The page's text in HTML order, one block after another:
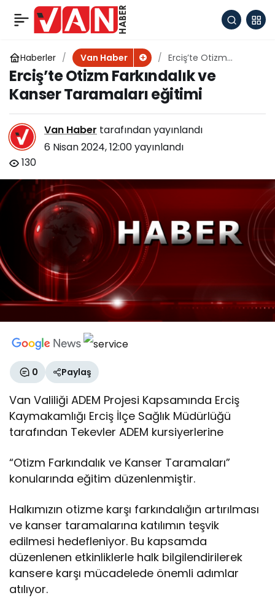
Haberler Van Haber
Erciş’te Otizm
Farkındalık ve Kanser
Taramaları eğitimi
Erciş’te Otizm Farkındalık ve
Kanser Taramaları eğitimi
Van Haber tarafından yayınlandı
6 Nisan 2024, 12:00yayınlandı
130
0 Paylaş
Van Valiliği ADEM Projesi Kapsamında Erciş
Kaymakamlığı Erciş İlçe Sağlık Müdürlüğü
tarafından Tekevler ADEM kursiyerlerine
“Otizm Farkındalık ve Kanser Taramaları”
konularında eğitim düzenlenmiştir.
Halkımızın otizme karşı farkındalığın artırılması
ve kanser taramalarına katılımın teşvik
edilmesi hedefleniyor. Bu kapsamda
düzenlenen etkinliklerle halk bilgilendirilerek
kansere karşı mücadelede önemli adımlar
atılıyor.
Murat Karaoğlu’nun
Kadir Gecesi Mesajı
Paylaş